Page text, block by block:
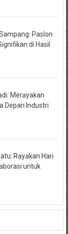
Paslon
di Hasil
Merayakan
Depan Industri
Rayakan Hari
untuk